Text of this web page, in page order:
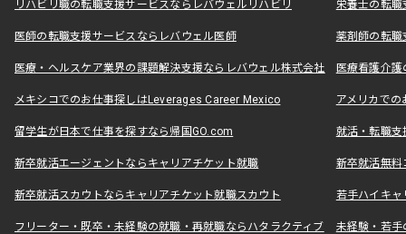
リハビリ職の転職支援サービスならレバウェルリハビリ 栄養士の転
医師の転職支援サービスならレバウェル医師 薬剤師の転
医療・ヘルスケア業界の課題解決支援ならレバウェル株式会社 医療看護介
メキシコでのお仕事探しはLeverages Career Mexico アメリカで
留学生が日本で仕事を探すなら帰国GO.com 就活・転職
新卒就活エージェントならキャリアチケット就職 新卒就活無料
新卒就活スカウトならキャリアチケット就職スカウト 若手ハイキ
フリーター・既卒・未経験の就職・再就職ならハタラクティブ 未経験・若手